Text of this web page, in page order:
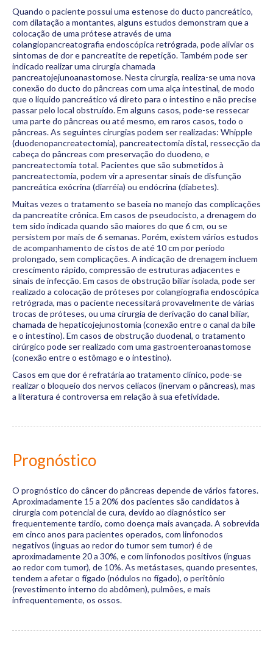
Quando o paciente possui uma estenose do ducto pancreático,
com dilatação a montantes, alguns estudos demonstram que a
colocação de uma prótese através de uma
colangiopancreatografia endoscópica retrógrada, pode aliviar os
sintomas de dor e pancreatite de repetição. Também pode ser
indicado realizar uma cirurgia chamada
pancreatojejunoanastomose. Nesta cirurgia, realiza-se uma nova
conexão do ducto do pâncreas com uma alça intestinal, de modo
que o liquido pancreático vá direto para o intestino e não precise
passar pelo local obstruído. Em alguns casos, pode-se ressecar
uma parte do pâncreas ou até mesmo, em raros casos, todo o
pâncreas. As seguintes cirurgias podem ser realizadas: Whipple
(duodenopancreatectomia), pancreatectomia distal, ressecção da
cabeça do pâncreas com preservação do duodeno, e
pancreatectomia total. Pacientes que são submetidos à
pancreatectomia, podem vir a apresentar sinais de disfunção
pancreática exócrina (diarréia) ou endócrina (diabetes).
Muitas vezes o tratamento se baseia no manejo das complicações
da pancreatite crônica. Em casos de pseudocisto, a drenagem do
tem sido indicada quando são maiores do que 6 cm, ou se
persistem por mais de 6 semanas. Porém, existem vários estudos
de acompanhamento de cistos de até 10 cm por período
prolongado, sem complicações. A indicação de drenagem incluem
crescimento rápido, compressão de estruturas adjacentes e
sinais de infecção. Em casos de obstrução biliar isolada, pode ser
realizado a colocação de próteses por colangiografia endoscópica
retrógrada, mas o paciente necessitará provavelmente de várias
trocas de próteses, ou uma cirurgia de derivação do canal biliar,
chamada de hepaticojejunostomia (conexão entre o canal da bile
e o intestino). Em casos de obstrução duodenal, o tratamento
cirúrgico pode ser realizado com uma gastroenteroanastomose
(conexão entre o estômago e o intestino).
Casos em que dor é refratária ao tratamento clínico, pode-se
realizar o bloqueio dos nervos celíacos (inervam o pâncreas), mas
a literatura é controversa em relação à sua efetividade.
Prognóstico
O prognóstico do câncer do pâncreas depende de vários fatores.
Aproximadamente 15 a 20% dos pacientes são candidatos à
cirurgia com potencial de cura, devido ao diagnóstico ser
frequentemente tardio, como doença mais avançada. A sobrevida
em cinco anos para pacientes operados, com linfonodos
negativos (ínguas ao redor do tumor sem tumor) é de
aproximadamente 20 a 30%, e com linfonodos positivos (ínguas
ao redor com tumor), de 10%. As metástases, quando presentes,
tendem a afetar o fígado (nódulos no fígado), o peritônio
(revestimento interno do abdômen), pulmões, e mais
infrequentemente, os ossos.